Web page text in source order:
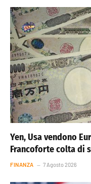
Yen, Usa vendono
Francoforte colta di
FINANZA 7 Agosto 2026